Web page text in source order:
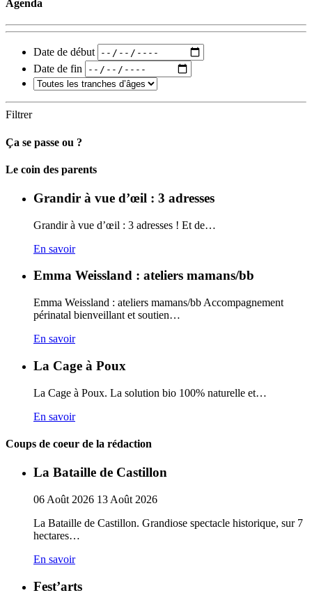
Agenda
Date de début
Date de fin
Filtrer
Ça se passe ou ?
Carto
Le coin des parents
Grandir à vue d’œil : 3 adresses
Grandir à vue d’œil : 3 adresses ! Et de…
En savoir
Emma Weissland : ateliers mamans/bb
Emma Weissland : ateliers mamans/bb Accompagnement
périnatal bienveillant et soutien…
En savoir
La Cage à Poux
La Cage à Poux. La solution bio 100% naturelle et…
En savoir
Coups de coeur de la rédaction
La Bataille de Castillon
06 Août 2026 13 Août 2026
La Bataille de Castillon. Grandiose spectacle historique, sur 7
hectares…
En savoir
Fest’arts